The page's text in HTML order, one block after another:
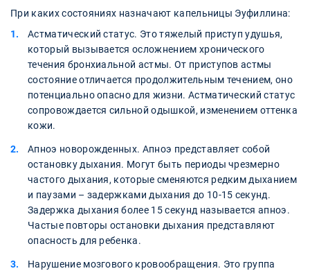
При каких состояниях назначают капельницы Эуфиллина:
Астматический статус. Это тяжелый приступ удушья,
который вызывается осложнением хронического
течения бронхиальной астмы. От приступов астмы
состояние отличается продолжительным течением, оно
потенциально опасно для жизни. Астматический статус
сопровождается сильной одышкой, изменением оттенка
кожи.
Апноэ новорожденных. Апноэ представляет собой
остановку дыхания. Могут быть периоды чрезмерно
частого дыхания, которые сменяются редким дыханием
и паузами – задержками дыхания до 10-15 секунд.
Задержка дыхания более 15 секунд называется апноэ.
Частые повторы остановки дыхания представляют
опасность для ребенка.
Нарушение мозгового кровообращения. Это группа